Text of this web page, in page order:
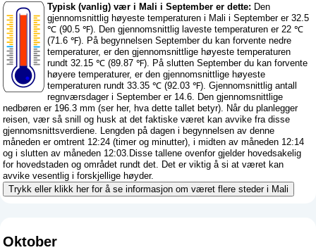
Typisk (vanlig) vær i Mali i September er dette: Den
gjennomsnittlig høyeste temperaturen i Mali i September er 32.5
℃ (90.5 ℉). Den gjennomsnittlig laveste temperaturen er 22 ℃
(71.6 ℉). På begynnelsen September du kan forvente nedre
temperaturer, er den gjennomsnittlige høyeste temperaturen
rundt 32.15 ℃ (89.87 ℉). På slutten September du kan forvente
høyere temperaturer, er den gjennomsnittlige høyeste
temperaturen rundt 33.35 ℃ (92.03 ℉). Gjennomsnittlig antall
regnværsdager i September er 14.6. Den gjennomsnittlige
nedbøren er 196.3 mm (ser her, hva dette tallet betyr). Når du planlegger
reisen, vær så snill og husk at det faktiske været kan avvike fra disse
gjennomsnittsverdiene. Lengden på dagen i begynnelsen av denne
måneden er omtrent 12:24 (timer og minutter), i midten av måneden 12:14
og i slutten av måneden 12:03.Disse tallene ovenfor gjelder hovedsakelig
for hovedstaden og området rundt det. Det er viktig å si at været kan
avvike vesentlig i forskjellige høyder.
Trykk eller klikk her for å se informasjon om været flere steder i Mali
Oktober